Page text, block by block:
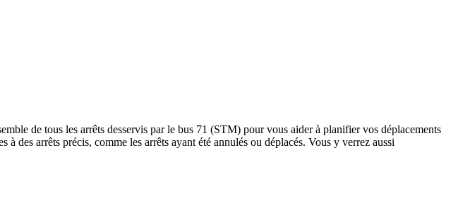
de tous les arrêts desservis par le bus 71 (STM) pour vous aider à planifier vos déplacements
des arrêts précis, comme les arrêts ayant été annulés ou déplacés. Vous y verrez aussi